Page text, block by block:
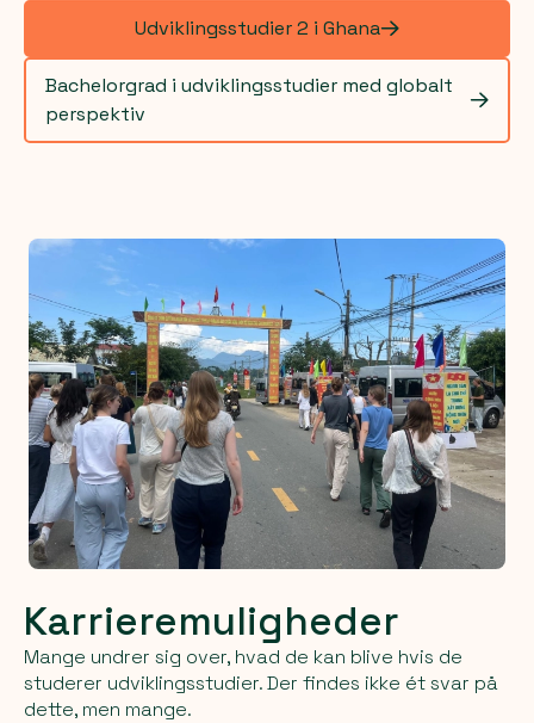
Udviklingsstudier 2 i Ghana
Bachelorgrad i udviklingsstudier med globalt
perspektiv
Karrieremuligheder
Mange undrer sig over, hvad de kan blive hvis de
studerer udviklingsstudier. Der findes ikke ét svar på
dette, men mange.